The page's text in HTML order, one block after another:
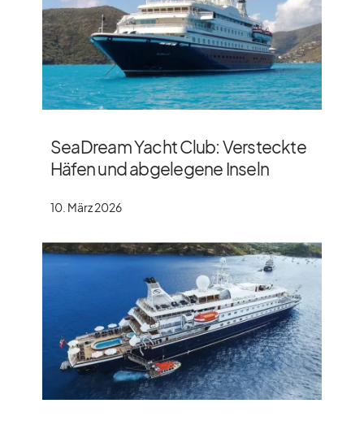
SeaDream Yacht Club: Versteckte
Häfen und abgelegene Inseln
10. März 2026